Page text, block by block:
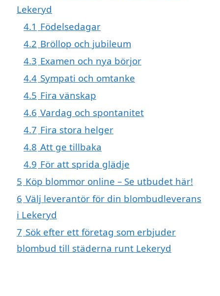
Lekeryd
4.1 Födelsedagar
4.2 Bröllop och jubileum
4.3 Examen och nya börjor
4.4 Sympati och omtanke
4.5 Fira vänskap
4.6 Vardag och spontanitet
4.7 Fira stora helger
4.8 Att ge tillbaka
4.9 För att sprida glädje
5 Köp blommor online – Se utbudet här!
6 Välj leverantör för din blombudleverans
i Lekeryd
7 Sök efter ett företag som erbjuder
blombud till städerna runt Lekeryd